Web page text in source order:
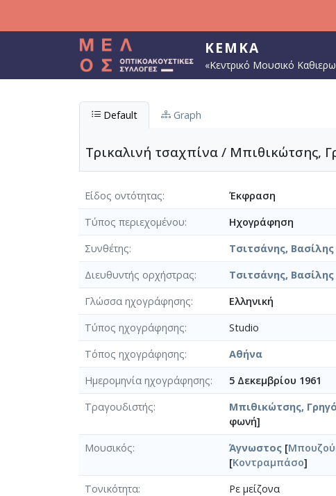
ΚΕΜΚΑ
«Κεντρικό Μουσικό
Default Graph
Τρικαλινή τσαχπίνα / Μπιθικώτσης,
Είδος οντότητας
Έκφραση
Τύπος περιεχομένου
Ηχογράφηση
Συνθέτης
Τσιτσάνης, Βασίλης
Διευθυντής ορχήστρας
Τσιτσάνης, Βασίλης
Γλώσσα ηχογράφησης
Ελληνική
Τύπος ηχογράφησης
Studio
Τόπος ηχογράφησης
Αθήνα
Ημερομηνία ηχογράφησης
5 Δεκεμβρίου 1961
Τραγουδιστής
Μπιθικώτσης,
φωνή]
Μουσικός
Άγνωστος [
[Κοντραμπάσο]
Τονικότητα
Ρε μείζονα